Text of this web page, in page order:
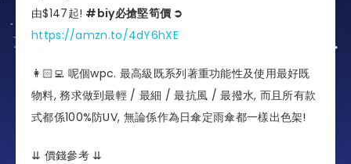
由$147起! #biy必搶堅筍價 ➲
https://amzn.to/4dY6hXE
👩🏻‍💻 呢個wpc. 最高級既系列著重功能性及使用最好既
物料, 務求做到最輕 / 最細 / 最抗風 / 最撥水, 而且所有款
式都係100%防UV, 無論係作為日傘定雨傘都一樣出色架!
⇊ 價錢參考 ⇊